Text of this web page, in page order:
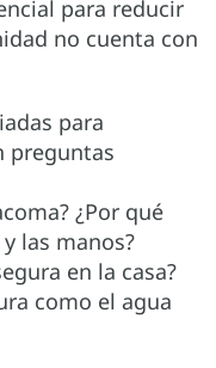
para reducir
no cuenta con
para
preguntas
¿Por qué
las manos?
en la casa?
como el agua